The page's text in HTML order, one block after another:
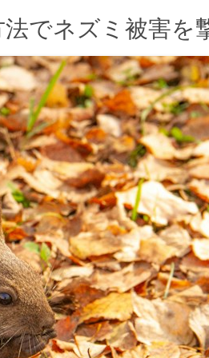
法でネズミ被害を